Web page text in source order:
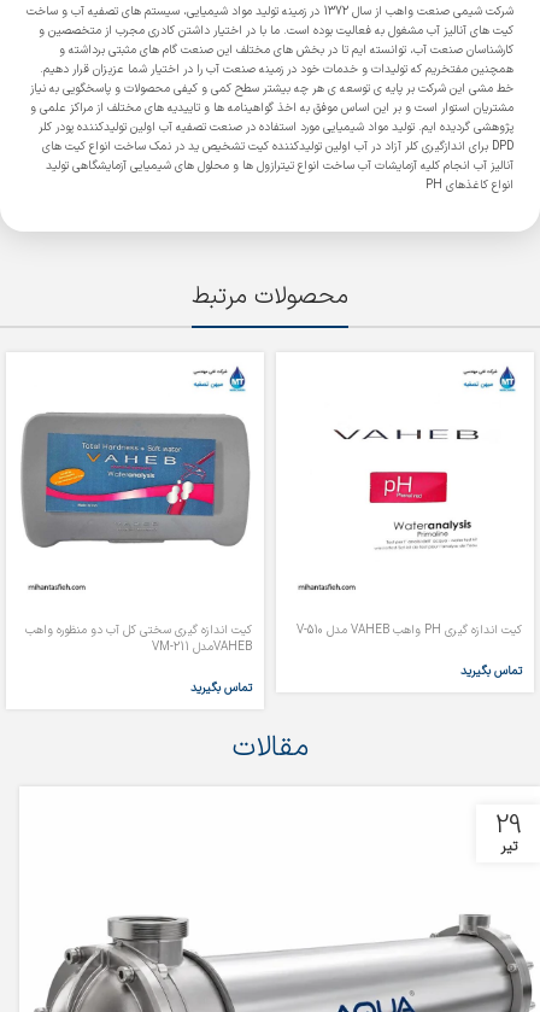
شرکت شیمی صنعت واهب از سال 1372 در زمینه تولید مواد شیمیایی، سیستم های تصفیه آب و ساخت
کیت های آنالیز آب مشغول به فعالیت بوده است. ما با در اختیار داشتن کادری مجرب از متخصصین و
کارشناسان صنعت آب، توانسته ایم تا در بخش های مختلف این صنعت گام های مثبتی برداشته و
همچنین مفتخریم که تولیدات و خدمات خود در زمینه صنعت آب را در اختیار شما عزیزان قرار دهیم.
خط مشی این شرکت بر پایه ی توسعه ی هر چه بیشتر سطح کمی و کیفی محصولات و پاسخگویی به نیاز
مشتریان استوار است و بر این اساس موفق به اخذ گواهینامه ها و تاییدیه های مختلف از مراکز علمی و
پژوهشی گردیده ایم. تولید مواد شیمیایی مورد استفاده در صنعت تصفیه آب اولین تولیدکننده پودر کلر
DPD برای اندازگیری کلر آزاد در آب اولین تولیدکننده کیت تشخیص ید در نمک ساخت انواع کیت های
آنالیز آب انجام کلیه آزمایشات آب ساخت انواع تیترازول ها و محلول های شیمیایی آزمایشگاهی تولید
انواع کاغذهای PH
محصولات مرتبط
کیت اندازه گیری PH واهب VAHEB مدل V-510
تماس بگیرید
کیت اندازه گیری سختی کل آب دو منظوره واهب
VAHEBمدل VM-211
تماس بگیرید
مقالات
29
تیر